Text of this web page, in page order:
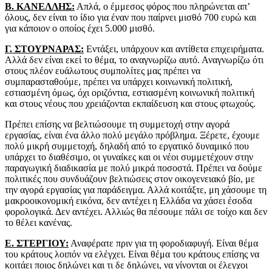
Β. ΚΑΝΕΛΛΗΣ: Απλά, ο έμμεσος φόρος που πληρώνεται απ’
όλους, δεν είναι το ίδιο για έναν που παίρνει μισθό 700 ευρώ και
για κάποιον ο οποίος έχει 5.000 μισθό.
Γ. ΣΤΟΥΡΝΑΡΑΣ: Εντάξει, υπάρχουν και αντίθετα επιχειρήματα.
Αλλά δεν είναι εκεί το θέμα, το αναγνωρίζω αυτό. Αναγνωρίζω ότι
στους πλέον ευάλωτους συμπολίτες μας πρέπει να
συμπαρασταθούμε, πρέπει να υπάρχει κοινωνική πολιτική,
εστιασμένη όμως, όχι οριζόντια, εστιασμένη κοινωνική πολιτική
και στους νέους που χρειάζονται εκπαίδευση και στους φτωχούς.
Πρέπει επίσης να βελτιώσουμε τη συμμετοχή στην αγορά
εργασίας, είναι ένα άλλο πολύ μεγάλο πρόβλημα. Ξέρετε, έχουμε
πολύ μικρή συμμετοχή, δηλαδή από το εργατικό δυναμικό που
υπάρχει το διαθέσιμο, οι γυναίκες και οι νέοι συμμετέχουν στην
παραγωγική διαδικασία με πολύ μικρά ποσοστά. Πρέπει να δούμε
πολιτικές που συνδυάζουν βελτιώσεις στον οικογενειακό βίο, με
την αγορά εργασίας για παράδειγμα. Αλλά κοιτάξτε, μη χάσουμε τη
μακροοικονομική εικόνα, δεν αντέχει η Ελλάδα να χάσει έσοδα
φορολογικά. Δεν αντέχει. Αλλιώς θα πέσουμε πάλι σε τοίχο και δεν
το θέλει κανένας.
Ε. ΣΤΕΡΓΙΟΥ: Αναφέρατε πριν για τη φοροδιαφυγή. Είναι θέμα
του κράτους λοιπόν να ελέγχει. Είναι θέμα του κράτους επίσης να
κοιτάει ποιος δηλώνει και τι δε δηλώνει, να γίνονται οι έλεγχοι